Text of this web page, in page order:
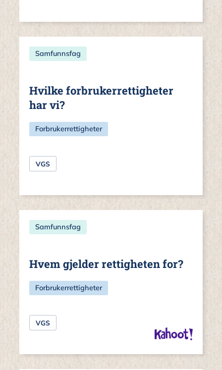
Samfunnsfag
Hvilke forbrukerrettigheter
har vi?
Forbrukerrettigheter
VGS
Samfunnsfag
Hvem gjelder rettigheten for?
Forbrukerrettigheter
VGS